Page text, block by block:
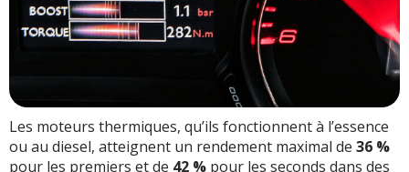
Les moteurs thermiques, qu’ils fonctionnent à l’essence
ou au diesel, atteignent un rendement maximal de 36 %
pour les premiers et de 42 % pour les seconds dans des